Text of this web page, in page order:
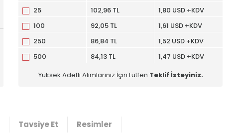
25
102,96 TL
1,80 USD +KDV
100
92,05 TL
1,61 USD +KDV
250
86,84 TL
1,52 USD +KDV
500
84,13 TL
1,47 USD +KDV
Yüksek Adetli Alımlarınız İçin Lütfen Teklif İsteyiniz.
Tavsiye Et Resimler